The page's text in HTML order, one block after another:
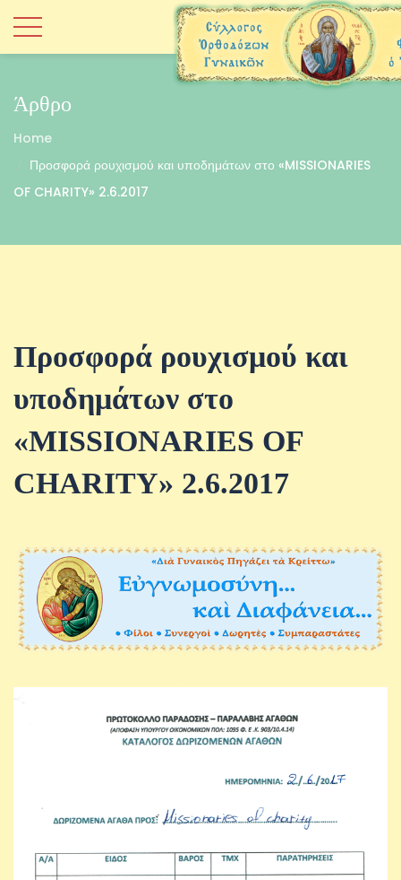
Άρθρο
Home
Προσφορά ρουχισμού και υποδημάτων στο «MISSIONARIES
OF CHARITY» 2.6.2017
Προσφορά ρουχισμού και
υποδημάτων στο
«MISSIONARIES OF
CHARITY» 2.6.2017